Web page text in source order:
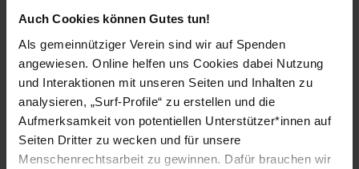
Auch Cookies können Gutes tun!
Als gemeinnütziger Verein sind wir auf Spenden
angewiesen. Online helfen uns Cookies dabei Nutzung
und Interaktionen mit unseren Seiten und Inhalten zu
analysieren, „Surf-Profile“ zu erstellen und die
Aufmerksamkeit von potentiellen Unterstützer*innen auf
Seiten Dritter zu wecken und für unsere
Menschenrechtsarbeit zu gewinnen. Dafür brauchen wir
ENTZUG DER STAATSBÜRGERSCHAFT
Im April 2016 wies das Kassationsgericht für
Verwaltungsangelegenheiten eine Entscheidung des für
Berufungsverfahren zuständigen Verwaltungsgerichts zurück,
wonach die Klage des ehemaligen Parlamentsabgeordneten
Abdullah Hashr al-Barghash, dem auf Anordnung der